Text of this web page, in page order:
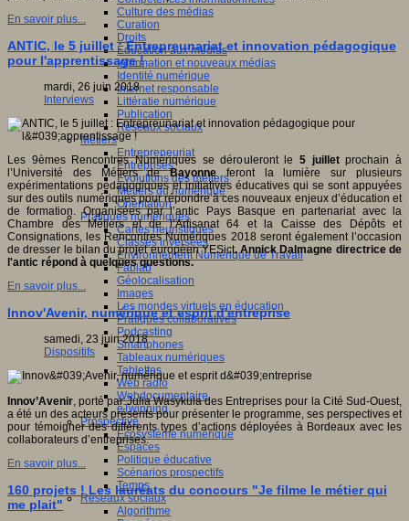
Culture des médias
Curation
Droits
Education aux médias
Information et nouveaux médias
Identité numérique
Internet responsable
Littératie numérique
Publication
Réseaux sociaux
Métiers
Entrepreneuriat
Entreprises
Evolutions des métiers
Métiers du numérique
Orientation
Pratiques numériques
Cartes heuristiques
Classes inversées
Environnement Numérique de Travail
Fablab
Géolocalisation
Images
Les mondes virtuels en éducation
Pratiques collaboratives
Podcasting
Smartphones
Tableaux numériques
Tablettes
Web radio
Webdocumentaire
eTwinning
Prospective
Ecosystème numérique
Espaces
Politique éducative
Scénarios prospectifs
Temps
Réseaux sociaux
Algorithme
En savoir plus...
ANTIC, le 5 juillet : Entrepreunariat et innovation pédagogique
pour l'apprentissage !
mardi, 26 juin 2018
Interviews
Les 9èmes Rencontres Numériques se dérouleront le 5 juilletprochain à
l’Université des Métiers deBayonneferont la lumière sur plusieurs
expérimentations pédagogiques et initiatives éducatives qui se sont appuyées
sur des outils numériques pour répondre à ces nouveaux enjeux d’éducation et
de formation. Organisées par l’antic Pays Basque en partenariat avec la
Chambre des Métiers et de l’Artisanat 64 et la Caisse des Dépôts et
Consignations, les Rencontres Numériques 2018 seront également l’occasion
de dresser le bilan du projet européen YESict. Annick Dalmagne directrice de
l'antic répond à quelques questions.
En savoir plus...
Innov'Avenir, numérique et esprit d'entreprise
samedi, 23 juin 2018
Dispositifs
Innov’Avenir, porté par Julia Wasykula des Entreprises pour la Cité Sud-Ouest,
a été un des acteurs présents pour présenter le programme, ses perspectives et
pour témoigner des différents types d’actions déployées à Bordeaux avec les
collaborateurs d’entreprises.
En savoir plus...
160 projets ! Les lauréats du concours "Je filme le métier qui
me plait"